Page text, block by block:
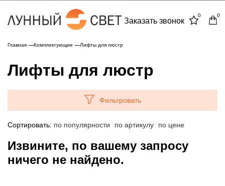
Заказать звонок
0 0
Главная Комплектующие Лифты для люстр
Лифты для люстр
Фильтровать
Сортировать: по популярности по артикулу по цене
Извините, по вашему запросу
ничего не найдено.